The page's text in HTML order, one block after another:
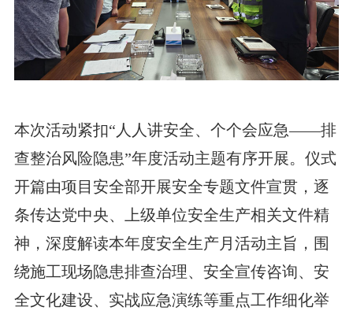
本次活动紧扣“人人讲安全、个个会应急——排
查整治风险隐患”年度活动主题有序开展。仪式
开篇由项目安全部开展安全专题文件宣贯，逐
条传达党中央、上级单位安全生产相关文件精
神，深度解读本年度安全生产月活动主旨，围
绕施工现场隐患排查治理、安全宣传咨询、安
全文化建设、实战应急演练等重点工作细化举